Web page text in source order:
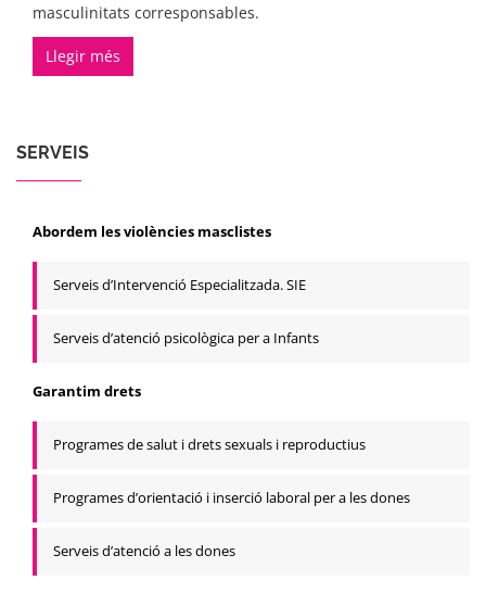
SERVEIS
Abordem les violències masclistes
Serveis d’Intervenció Especialitzada. SIE
Serveis d’atenció psicològica per a Infants
Garantim drets
Programes de salut i drets sexuals i reproductius
Programes d’orientació i inserció laboral per a les dones
Serveis d’atenció a les dones
masculinitats corresponsables.
Llegir més